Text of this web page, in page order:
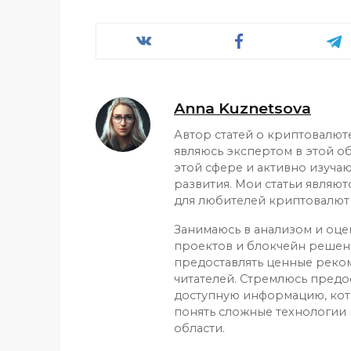
Anna Kuznetsova
Автор статей о
являюсь экспертом в этой
этой сфере и активно
развития. Мои статьи
для любителей
Занимаюсь в анализом и
проектов и блокчейн
предоставлять ценные
читателей. Стремлюсь
доступную информацию,
понять сложные
области.